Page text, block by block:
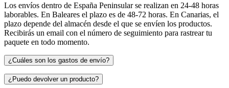
Los envíos dentro de España Peninsular se realizan en 24-48 horas
laborables. En Baleares el plazo es de 48-72 horas. En Canarias, el
plazo depende del almacén desde el que se envíen los productos.
Recibirás un email con el número de seguimiento para rastrear tu
paquete en todo momento.
¿Cuáles son los gastos de envío?
¿Puedo devolver un producto?